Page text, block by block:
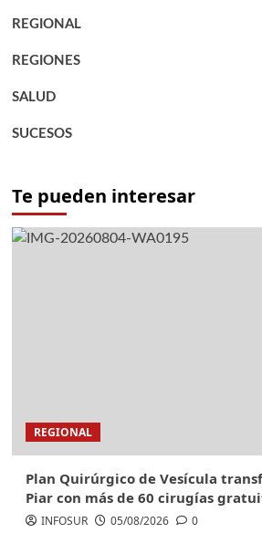
REGIONAL
REGIONES
SALUD
SUCESOS
Te pueden interesar
REGIONAL
Plan Quirúrgico de Vesícula
Piar con más de 60 cirugías
INFOSUR 05/08/2026 0